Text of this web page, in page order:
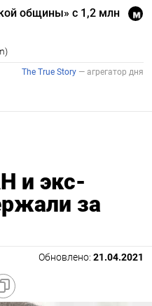
и экс-
за
Обновлено: 21.04.2021